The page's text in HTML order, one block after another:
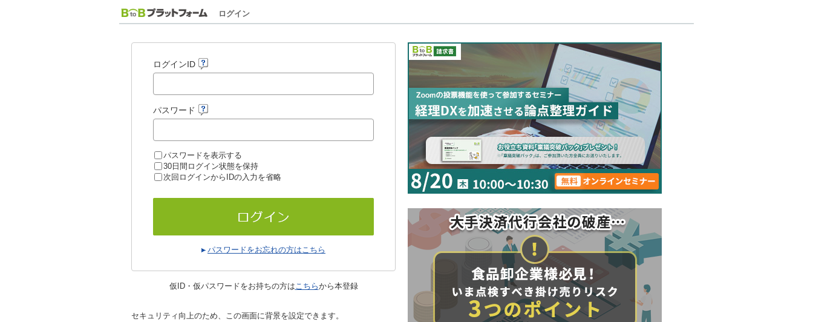
ログイン
ログインID
パスワード
パスワードを表示する
30日間ログイン状態を保持
次回ログインからIDの入力を省略
パスワードをお忘れの方はこちら
仮ID・仮パスワードをお持ちの方はこちらから本登録
セキュリティ向上のため、この画面に背景を設定できます。